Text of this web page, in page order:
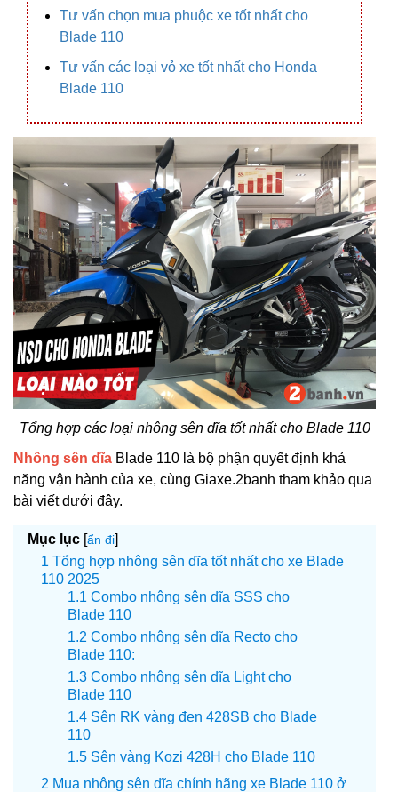
Tư vấn chọn mua phuộc xe tốt nhất cho
Blade 110
Tư vấn các loại vỏ xe tốt nhất cho Honda
Blade 110
Tổng hợp các loại nhông sên dĩa tốt nhất cho Blade 110
Nhông sên dĩa Blade 110 là bộ phận quyết định khả
năng vận hành của xe, cùng Giaxe.2banh tham khảo qua
bài viết dưới đây.
Mục lục [ẩn đi]
Tổng hợp nhông sên dĩa tốt nhất cho xe Blade
110 2025
Combo nhông sên dĩa SSS cho
Blade 110
Combo nhông sên dĩa Recto cho
Blade 110:
Combo nhông sên dĩa Light cho
Blade 110
Sên RK vàng đen 428SB cho Blade
110
Sên vàng Kozi 428H cho Blade 110
Mua nhông sên dĩa chính hãng xe Blade 110 ở